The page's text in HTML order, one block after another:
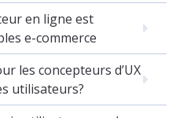
en ligne est
e-commerce
les concepteurs d’UX
utilisateurs?